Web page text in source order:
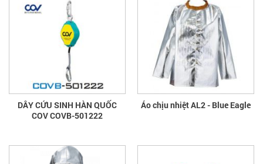
DÂY CỨU SINH HÀN QUỐC
COV COVB-501222
Áo chịu nhiệt AL2 - Blue Eagle